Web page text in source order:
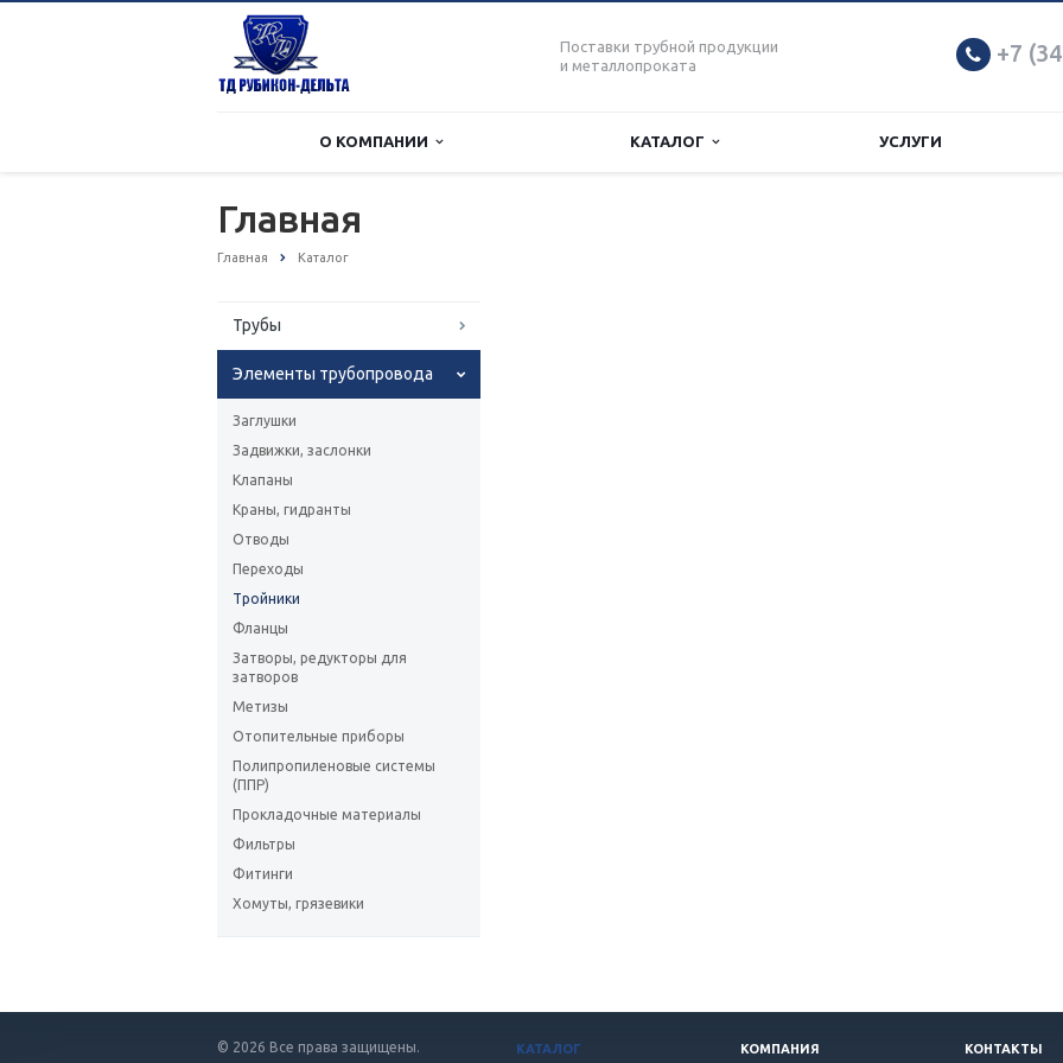
Поставки трубной продукции
и металлопроката
+7
О КОМПАНИИ КАТАЛОГ УСЛУГИ
Главная
Главная Каталог
Трубы
Элементы трубопровода
Заглушки
Задвижки, заслонки
Клапаны
Краны, гидранты
Отводы
Переходы
Тройники
Фланцы
Затворы, редукторы для
затворов
Метизы
Отопительные приборы
Полипропиленовые системы
(ППР)
Прокладочные материалы
Фильтры
Фитинги
Хомуты, грязевики
© 2026 Все права защищены. КАТАЛОГ КОМПАНИЯ КОНТАКТЫ